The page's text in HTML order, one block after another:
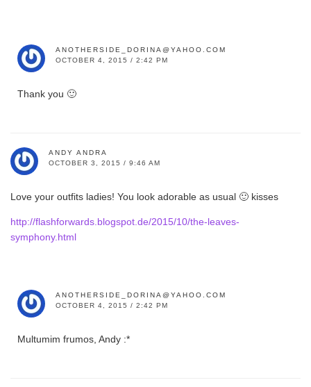
ANOTHERSIDE_DORINA@YAHOO.COM
OCTOBER 4, 2015 / 2:42 PM
Thank you 🙂
ANDY ANDRA
OCTOBER 3, 2015 / 9:46 AM
Love your outfits ladies! You look adorable as usual 🙂 kisses
http://flashforwards.blogspot.de/2015/10/the-leaves-
symphony.html
ANOTHERSIDE_DORINA@YAHOO.COM
OCTOBER 4, 2015 / 2:42 PM
Multumim frumos, Andy :*